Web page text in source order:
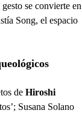
se convierte en
Song, el espacio
de Hiroshi
Susana Solano